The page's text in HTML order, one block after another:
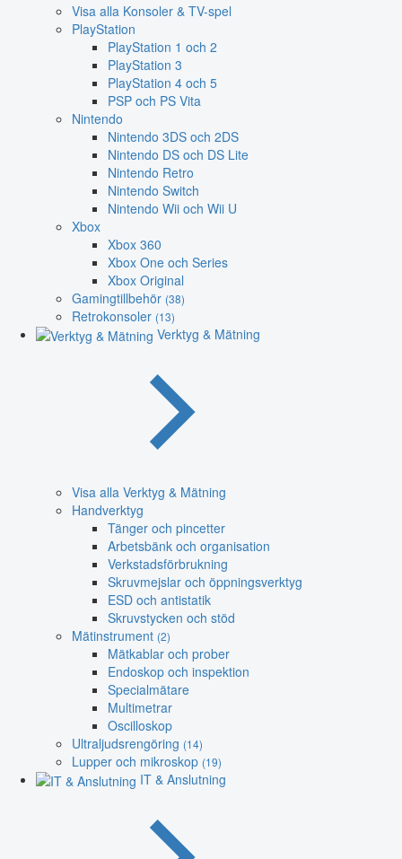
Visa alla Konsoler & TV-spel
PlayStation
PlayStation 1 och 2
PlayStation 3
PlayStation 4 och 5
PSP och PS Vita
Nintendo
Nintendo 3DS och 2DS
Nintendo DS och DS Lite
Nintendo Retro
Nintendo Switch
Nintendo Wii och Wii U
Xbox
Xbox 360
Xbox One och Series
Xbox Original
Gamingtillbehör (38)
Retrokonsoler (13)
Verktyg & Mätning
Visa alla Verktyg & Mätning
Handverktyg
Tänger och pincetter
Arbetsbänk och organisation
Verkstadsförbrukning
Skruvmejslar och öppningsverktyg
ESD och antistatik
Skruvstycken och stöd
Mätinstrument (2)
Mätkablar och prober
Endoskop och inspektion
Specialmätare
Multimetrar
Oscilloskop
Ultraljudsrengöring (14)
Lupper och mikroskop (19)
IT & Anslutning